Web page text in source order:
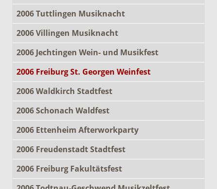
2006 Tuttlingen Musiknacht
2006 Villingen Musiknacht
2006 Jechtingen Wein- und Musikfest
2006 Freiburg St. Georgen Weinfest
2006 Waldkirch Stadtfest
2006 Schonach Waldfest
2006 Ettenheim Afterworkparty
2006 Freudenstadt Stadtfest
2006 Freiburg Fakultätsfest